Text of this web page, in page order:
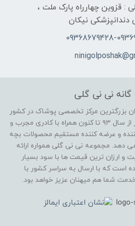
: قزوین چهارراه پارک ملت ،
نیکان
09368679428-
نی نی گلی
بزرگترین مرکز تخصصی پوشاک در کشور
می باشد که با شروع به کار از سال ۹۳ تا کنون همراه با کادری مجرب و
و عرضه کننده مستقیم محصولات بچه
دهد. مجموعه نی نی گلی همواره ارائه
و ارزان ترین قیمت ها با سود بسیار
است که با ارسال به سراسر کشور با
شما هم میهنان عزیز خواهد بود.